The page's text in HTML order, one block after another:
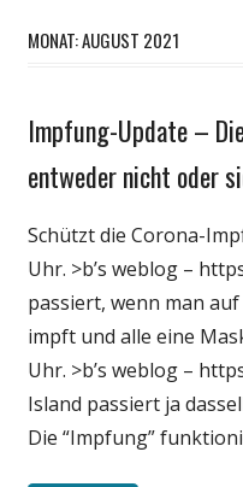
MONAT: AUGUST 2021
Gesellschaft
Medien
Wirtschaft
Wissenschaft
Impfung-Update –
entweder nicht oder
Schützt die Corona-
Uhr. >b’s weblog –
passiert, wenn man
impft und alle eine
Uhr. >b’s weblog –
Island passiert ja
Die “Impfung”